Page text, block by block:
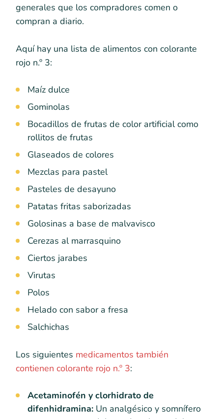
generales que los compradores comen o
compran a diario.
Aquí hay una lista de alimentos con colorante
rojo n.º 3:
Maíz dulce
Gominolas
Bocadillos de frutas de color artificial como
rollitos de frutas
Glaseados de colores
Mezclas para pastel
Pasteles de desayuno
Patatas fritas saborizadas
Golosinas a base de malvavisco
Cerezas al marrasquino
Ciertos jarabes
Virutas
Polos
Helado con sabor a fresa
Salchichas
Los siguientes medicamentos también
contienen colorante rojo n.º 3:
Acetaminofén y clorhidrato de
difenhidramina: Un analgésico y somnífero